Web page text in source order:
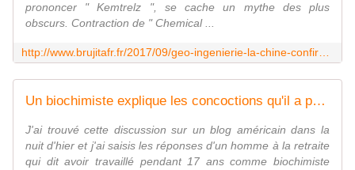
prononcer " Kemtrelz ", se cache un mythe des plus
obscurs. Contraction de " Chemical ...
Un biochimiste explique les concoctions qu'il a participé à mettre au point destinées à l'épandage aérien (chemtrail) - MOINS de BIENS PLUS de LIENS
J'ai trouvé cette discussion sur un blog américain dans la
nuit d'hier et j'ai saisis les réponses d'un homme à la retraite
qui dit avoir travaillé pendant 17 ans comme biochimiste